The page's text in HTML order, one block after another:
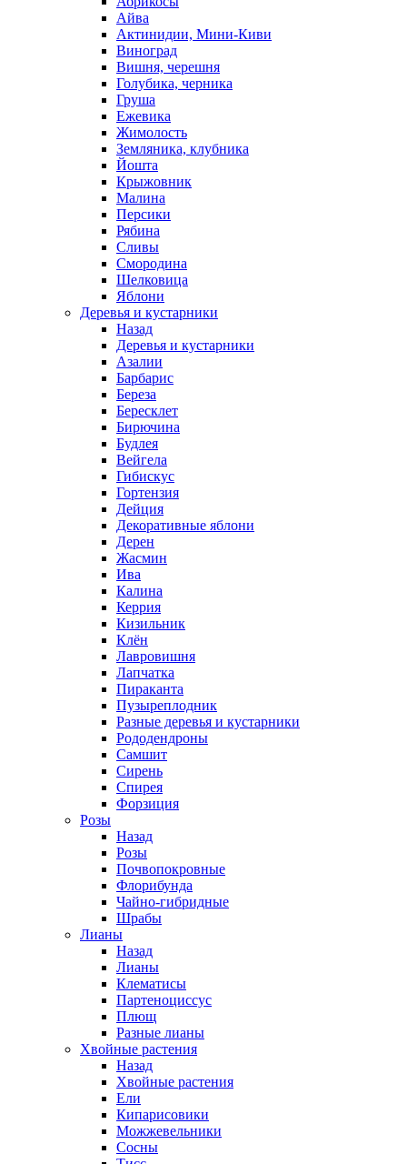
Айва
Актинидии, Мини-Киви
Виноград
Вишня, черешня
Голубика, черника
Груша
Ежевика
Жимолость
Земляника, клубника
Йошта
Крыжовник
Малина
Персики
Рябина
Сливы
Смородина
Шелковица
Яблони
Деревья и кустарники
Назад
Деревья и кустарники
Азалии
Барбарис
Береза
Бересклет
Бирючина
Будлея
Вейгела
Гибискус
Гортензия
Дейция
Декоративные яблони
Дерен
Жасмин
Ива
Калина
Керрия
Кизильник
Клён
Лавровишня
Лапчатка
Пираканта
Пузыреплодник
Разные деревья и кустарники
Рододендроны
Самшит
Сирень
Спирея
Форзиция
Розы
Назад
Розы
Почвопокровные
Флорибунда
Чайно-гибридные
Шрабы
Лианы
Назад
Лианы
Клематисы
Партеноциссус
Плющ
Разные лианы
Хвойные растения
Назад
Хвойные растения
Ели
Кипарисовики
Можжевельники
Сосны